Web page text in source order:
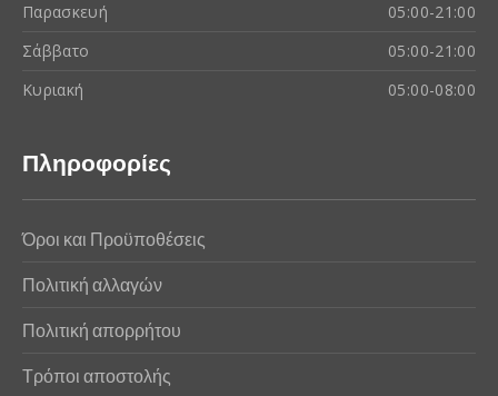
Παρασκευή
05:00-21:00
Σάββατο
05:00-21:00
Κυριακή
05:00-08:00
Πληροφορίες
Όροι και Προϋποθέσεις
Πολιτική αλλαγών
Πολιτική απορρήτου
Τρόποι αποστολής